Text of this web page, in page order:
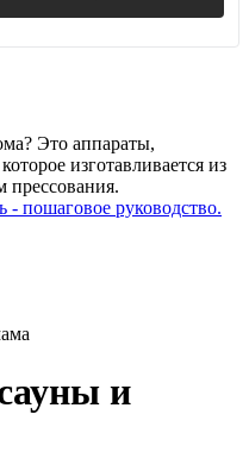
Это аппараты,
изготавливается из
прессования.
- пошаговое руководство.
и